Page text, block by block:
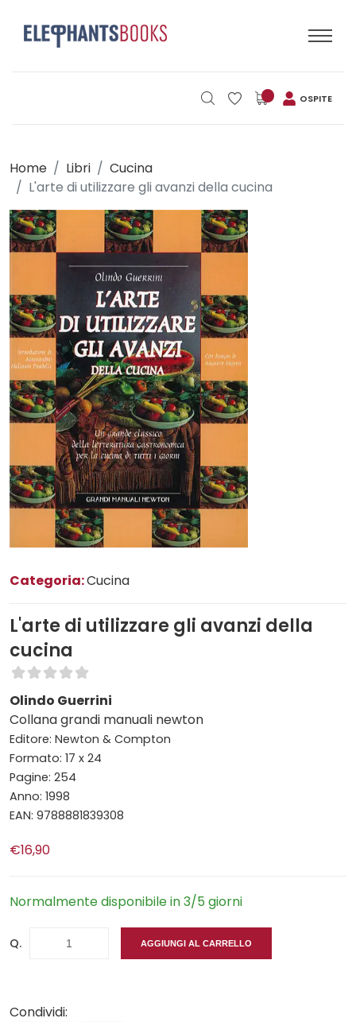
OSPITE
Home Libri
Cucina
L'arte di utilizzare gli avanzi della cucina
Categoria:Cucina
L'arte di utilizzare gli avanzi della
cucina
Olindo Guerrini
Collana grandi manuali newton
Editore: Newton & Compton
Formato: 17 x 24
Pagine: 254
Anno: 1998
EAN: 9788881839308
€16,90
Normalmente disponibile in 3/5 giorni
Q. AGGIUNGI AL CARRELLO
Condividi: